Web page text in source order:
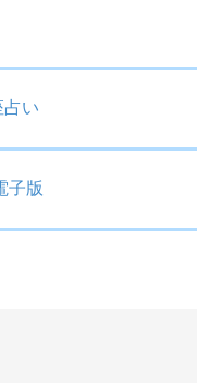
い
子版